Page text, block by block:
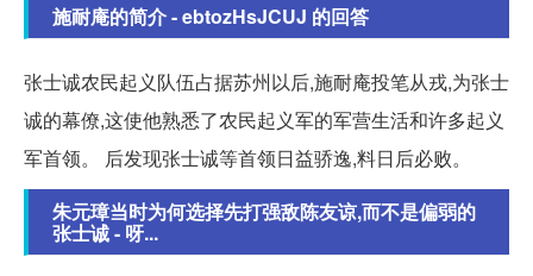
施耐庵的简介 - ebtozHsJCUJ 的回答
张士诚农民起义队伍占据苏州以后,施耐庵投笔从戎,为张士
诚的幕僚,这使他熟悉了农民起义军的军营生活和许多起义
军首领。 后发现张士诚等首领日益骄逸,料日后必败。
朱元璋当时为何选择先打强敌陈友谅,而不是偏弱的
张士诚 - 呀...